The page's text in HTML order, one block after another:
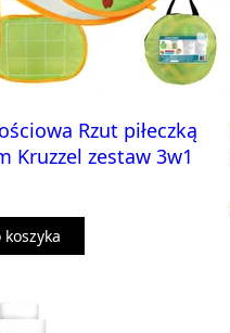
Rzut piłeczką
Kruzzel zestaw 3w1
koszyka